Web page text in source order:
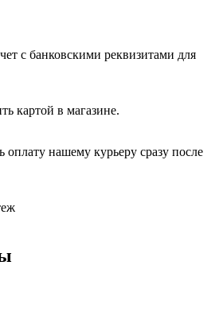
с банковскими реквизитами для
картой в магазине.
оплату нашему курьеру сразу после